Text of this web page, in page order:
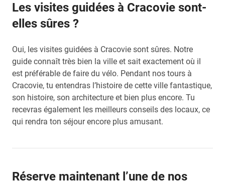
Les visites guidées à Cracovie sont-
elles sûres ?
Oui, les visites guidées à Cracovie sont sûres. Notre
guide connaît très bien la ville et sait exactement où il
est préférable de faire du vélo. Pendant nos tours à
Cracovie, tu entendras l’histoire de cette ville fantastique,
son histoire, son architecture et bien plus encore. Tu
recevras également les meilleurs conseils des locaux, ce
qui rendra ton séjour encore plus amusant.
Réserve maintenant l’une de nos